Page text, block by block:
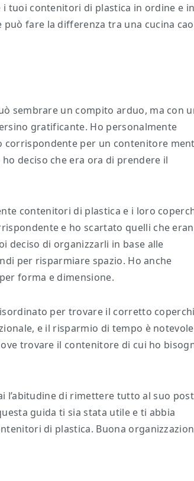
tuoi contenitori di plastica in ordine e in
fare la differenza tra una cucina
sembrare un compito arduo, ma con
gratificante. Ho personalmente
corrispondente per un contenitore
deciso che era ora di prendere il
contenitori di plastica e i loro
e ho scartato quelli che
deciso di organizzarli in base alle
per risparmiare spazio. Ho anche
forma e dimensione.
per trovare il corretto
e il risparmio di tempo è
trovare il contenitore di cui ho
l’abitudine di rimettere tutto al suo
guida ti sia stata utile e ti abbia
di plastica. Buona